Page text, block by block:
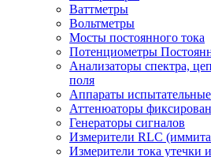
Ваттметры
Вольтметры
Мосты постоянного тока
Потенциометры
Анализаторы спектра,
поля
Аппараты испытательные
Аттенюаторы
Генераторы сигналов
Измерители RLC
Измерители тока утечки